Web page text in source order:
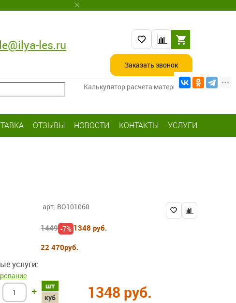
les.ru
Заказать звонок
Калькулятор расчета материалов
ОТЗЫВЫ НОВОСТИ КОНТАКТЫ УСЛУГИ
арт. BO101060
1449 -7% 1348 руб.
22 470руб.
услуги:
шт
куб
+ 1348 руб.